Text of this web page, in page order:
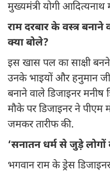
मुख्यमंत्री योगी आदित्यनाथ
राम दरबार के वस्त्र बनाने
क्या बोले?
इस खास पल का साक्षी
उनके भाइयों और हनुमान जी
बनाने वाले डिजाइनर मनीष
मौके पर डिजाइनर ने पीएम
जमकर तारीफ की.
‘सनातन धर्म से जुड़े
भगवान राम के ड्रेस